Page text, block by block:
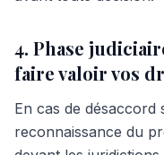
4. Phase
faire valoir vos
En cas de désaccord
reconnaissance du